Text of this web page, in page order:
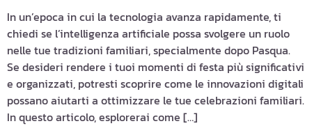
In un’epoca in cui la tecnologia avanza rapidamente, ti
chiedi se l’intelligenza artificiale possa svolgere un ruolo
nelle tue tradizioni familiari, specialmente dopo Pasqua.
Se desideri rendere i tuoi momenti di festa più significativi
e organizzati, potresti scoprire come le innovazioni digitali
possano aiutarti a ottimizzare le tue celebrazioni familiari.
In questo articolo, esplorerai come […]